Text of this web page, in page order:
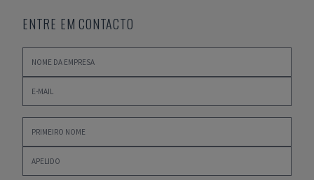
ENTRE EM CONTACTO